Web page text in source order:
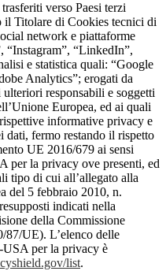
verso Paesi terzi
il Titolare di Cookies tecnici di
network e piattaforme
“Instagram”, “LinkedIn”,
e statistica quali: “Google
Analytics”; erogati da
responsabili e soggetti
Europea, ed ai quali
informative privacy e
dati, fermo restando il rispetto
UE 2016/679 ai sensi
per la privacy ove presenti, ed
tipo di cui all’allegato alla
del 5 febbraio 2010, n.
indicati nella
della Commissione
87/UE). L’elenco delle
per la privacy è
list.